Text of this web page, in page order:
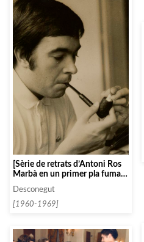
[Sèrie de retrats d’Antoni Ros
Marbà en un primer pla fumant
Desconegut
[1960-1969]